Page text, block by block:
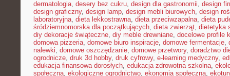
dermatologia, desery bez cukru, design dla gastronomii, design
design graficzny, design lamp, design mebli biurowych, design
laboratoryjna, dieta lekkostrawna, dieta przeciwzapalna, dieta
śródziemnomorska dla początkujących, dieta zwierząt, dietetyka
diy dekoracje świąteczne, diy meble drewniane, docelowe profile
domowa pizzeria, domowe biuro inspiracje, domowe fermentacje,
nalewki, domowe oszczędzanie, domowe przetwory, doradztwo
ogrodnicze, druk 3d hobby, druk cyfrowy, e-learning medyczny,
edukacja finansowa dorosłych, edukacja zdrowotna szkolna,
społeczna, ekologiczne ogrodnictwo, ekonomia społeczna,